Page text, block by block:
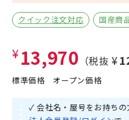
クイック注文対応 国産商
¥13,970 （税抜
標準価格 オープン価格
✓ 会社名・屋号をお持ちの